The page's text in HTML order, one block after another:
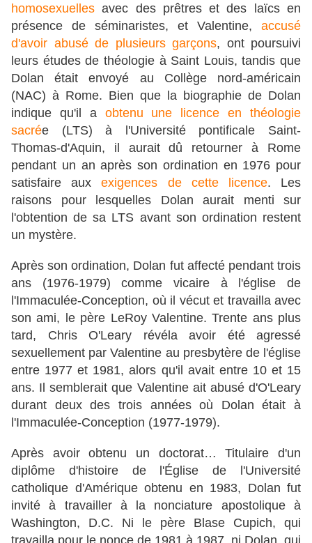
homosexuelles avec des prêtres et des laïcs en
présence de séminaristes, et Valentine, accusé
d'avoir abusé de plusieurs garçons, ont poursuivi
leurs études de théologie à Saint Louis, tandis que
Dolan était envoyé au Collège nord-américain
(NAC) à Rome. Bien que la biographie de Dolan
indique qu'il a obtenu une licence en théologie
sacrée (LTS) à l'Université pontificale Saint-
Thomas-d'Aquin, il aurait dû retourner à Rome
pendant un an après son ordination en 1976 pour
satisfaire auxexigences de cette licence. Les
raisons pour lesquelles Dolan aurait menti sur
l'obtention de sa LTS avant son ordination restent
un mystère.
Après son ordination, Dolan fut affecté pendant trois
ans (1976-1979) comme vicaire à l'église de
l'Immaculée-Conception, où il vécut et travailla avec
son ami, le père LeRoy Valentine. Trente ans plus
tard, Chris O'Leary révéla avoir été agressé
sexuellement par Valentine au presbytère de l'église
entre 1977 et 1981, alors qu'il avait entre 10 et 15
ans. Il semblerait que Valentine ait abusé d'O'Leary
durant deux des trois années où Dolan était à
l'Immaculée-Conception (1977-1979).
Après avoir obtenu un doctorat… Titulaire d'un
diplôme d'histoire de l'Église de l'Université
catholique d'Amérique obtenu en 1983, Dolan fut
invité à travailler à la nonciature apostolique à
Washington, D.C. Ni le père Blase Cupich, qui